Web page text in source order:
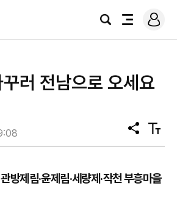
검
전
로
그
러 전남으로 오세요
공
유
텍
스
기
방제림·윤제림·세량제·작천 부흥마을